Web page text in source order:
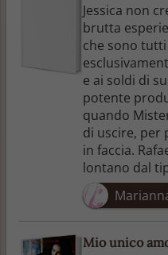
Jessica non
brutta
che sono
e ai soldi di
potente
quando
di uscire, per
in faccia.
lontano dal
Mio unico